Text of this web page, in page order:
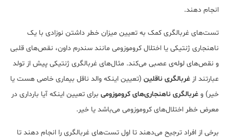
انجام دهند.
تست‌های غربالگری کمک به تعیین میزان خطر داشتن نوزادی با یک
ناهنجاری ژنتیکی یا اختلال کروموزومی‌ مانند سندرم داون، نقص‌های قلبی
و نقص‌های لوله‌ی عصبی می‌کند. مثال‌های غربالگری ژنتیکی پیش از تولد
عبارتند از غربالگری ناقلین (تعیین اینکه والد ناقل بیمار‌ی خاصی هست یا
خیر) و غربالگری ناهنجاری‌های کروموزومی برای تعیین اینکه آیا بارداری در
معرض خطر اختلال‌های کروموزومی می‌باشد یا خیر.
برخی از افراد ترجیح می‌دهند تا اول تست‌های غربالگری را انجام دهند تا